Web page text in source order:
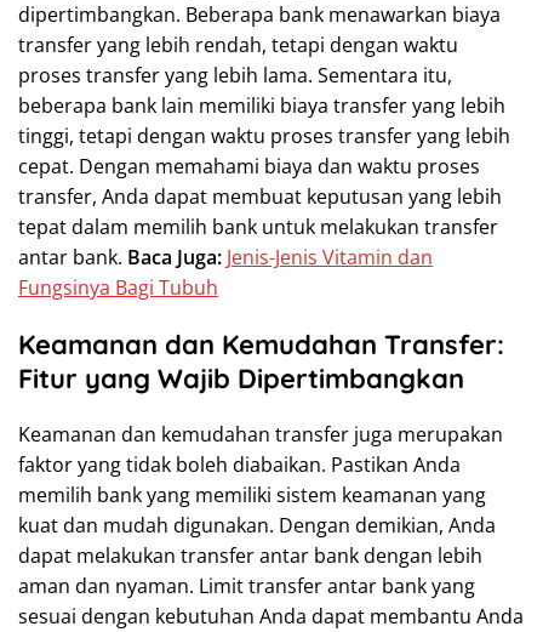
dipertimbangkan. Beberapa bank menawarkan biaya
transfer yang lebih rendah, tetapi dengan waktu
proses transfer yang lebih lama. Sementara itu,
beberapa bank lain memiliki biaya transfer yang lebih
tinggi, tetapi dengan waktu proses transfer yang lebih
cepat. Dengan memahami biaya dan waktu proses
transfer, Anda dapat membuat keputusan yang lebih
tepat dalam memilih bank untuk melakukan transfer
antar bank. Baca Juga: Jenis-Jenis Vitamin dan
Fungsinya Bagi Tubuh
Keamanan dan Kemudahan Transfer:
Fitur yang Wajib Dipertimbangkan
Keamanan dan kemudahan transfer juga merupakan
faktor yang tidak boleh diabaikan. Pastikan Anda
memilih bank yang memiliki sistem keamanan yang
kuat dan mudah digunakan. Dengan demikian, Anda
dapat melakukan transfer antar bank dengan lebih
aman dan nyaman. Limit transfer antar bank yang
sesuai dengan kebutuhan Anda dapat membantu Anda